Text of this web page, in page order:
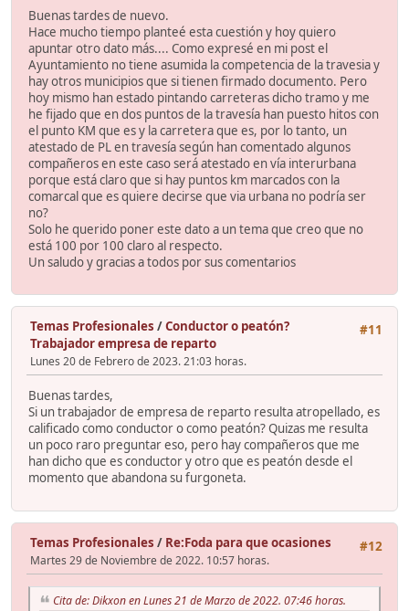
Buenas tardes de nuevo.
Hace mucho tiempo planteé esta cuestión y hoy quiero
apuntar otro dato más.... Como expresé en mi post el
Ayuntamiento no tiene asumida la competencia de la travesia y
hay otros municipios que si tienen firmado documento. Pero
hoy mismo han estado pintando carreteras dicho tramo y me
he fijado que en dos puntos de la travesía han puesto hitos con
el punto KM que es y la carretera que es, por lo tanto, un
atestado de PL en travesía según han comentado algunos
compañeros en este caso será atestado en vía interurbana
porque está claro que si hay puntos km marcados con la
comarcal que es quiere decirse que via urbana no podría ser
no?
Solo he querido poner este dato a un tema que creo que no
está 100 por 100 claro al respecto.
Un saludo y gracias a todos por sus comentarios
#11
Temas Profesionales /Conductor o peatón?
Trabajador empresa de reparto
Lunes 20 de Febrero de 2023. 21:03 horas.
Buenas tardes,
Si un trabajador de empresa de reparto resulta atropellado, es
calificado como conductor o como peatón? Quizas me resulta
un poco raro preguntar eso, pero hay compañeros que me
han dicho que es conductor y otro que es peatón desde el
momento que abandona su furgoneta.
#12
Temas Profesionales / Re:Foda para que ocasiones
Martes 29 de Noviembre de 2022. 10:57 horas.
Cita de: Dikxon en Lunes 21 de Marzo de 2022. 07:46 horas.